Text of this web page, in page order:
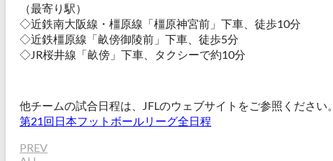
（最寄り駅）
◇近鉄南大阪線・橿原線「橿原神宮前」下車、徒歩10分
◇近鉄橿原線「畝傍御陵前」下車、徒歩5分
◇JR桜井線「畝傍」下車、タクシーで約10分
他チームの試合日程は、JFLのウェブサイトをご参照ください。
第21回日本フットボールリーグ全日程
PREV